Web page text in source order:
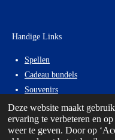
Deze website maakt
ervaring te verbeteren en
weer te geven. Door op
Handige Links
Spellen
Cadeau bundels
Souvenirs
Over Ons